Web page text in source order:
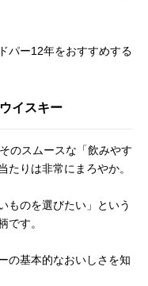
パー12年をおすすめする
イスキー
のスムースな「飲みやす
たりは非常にまろやか。
ものを選びたい」という
です。
の基本的なおいしさを知